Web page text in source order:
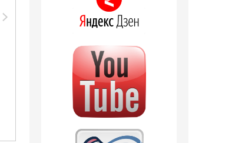
Shaik M95 (Paco
Rabanne Invictus), 50
1 отзыв
SHAIK /
Парфюмерная вода
INVICTUS FOR MEN
20мл
589руб.